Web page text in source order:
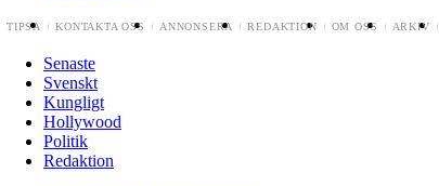
TIPSA KONTAKTA OSS ANNONSERA REDAKTION OM OSS ARKIV
Senaste
Svenskt
Kungligt
Hollywood
Politik
Redaktion